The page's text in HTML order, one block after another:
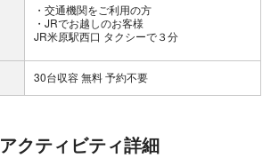
交通機関をご利用の方
・JRでお越しのお客様
JR米原駅西口 タクシーで３分
30台収容 無料 予約不要
アクティビティ詳細